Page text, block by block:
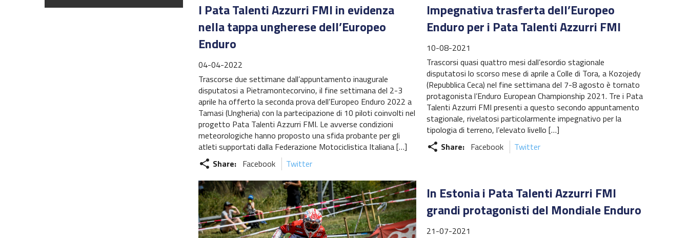
I Pata Talenti Azzurri FMI in evidenza
nella tappa ungherese dell’Europeo
Enduro
04-04-2022
Trascorse due settimane dall’appuntamento inaugurale
disputatosi a Pietramontecorvino, il fine settimana del 2-3
aprile ha offerto la seconda prova dell’Europeo Enduro 2022 a
Tamasi (Ungheria) con la partecipazione di 10 piloti coinvolti nel
progetto Pata Talenti Azzurri FMI. Le avverse condizioni
meteorologiche hanno proposto una sfida probante per gli
atleti supportati dalla Federazione Motociclistica Italiana […]
share Share: Facebook Twitter
Impegnativa trasferta dell’Europeo
Enduro per i Pata Talenti Azzurri FMI
10-08-2021
Trascorsi quasi quattro mesi dall’esordio stagionale
disputatosi lo scorso mese di aprile a Colle di Tora, a Kozojedy
(Repubblica Ceca) nel fine settimana del 7-8 agosto è tornato
protagonista l’Enduro European Championship 2021. Tre i Pata
Talenti Azzurri FMI presenti a questo secondo appuntamento
stagionale, rivelatosi particolarmente impegnativo per la
tipologia di terreno, l’elevato livello […]
share Share: Facebook Twitter
In Estonia i Pata Talenti Azzurri FMI
grandi protagonisti del Mondiale Enduro
21-07-2021